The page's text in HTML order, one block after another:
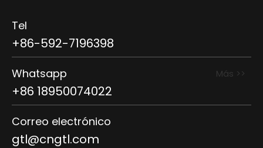
Tel
+86-592-7196398
Whatsapp Más >>
+86 18950074022
Correo electrónico
gtl@cngtl.com